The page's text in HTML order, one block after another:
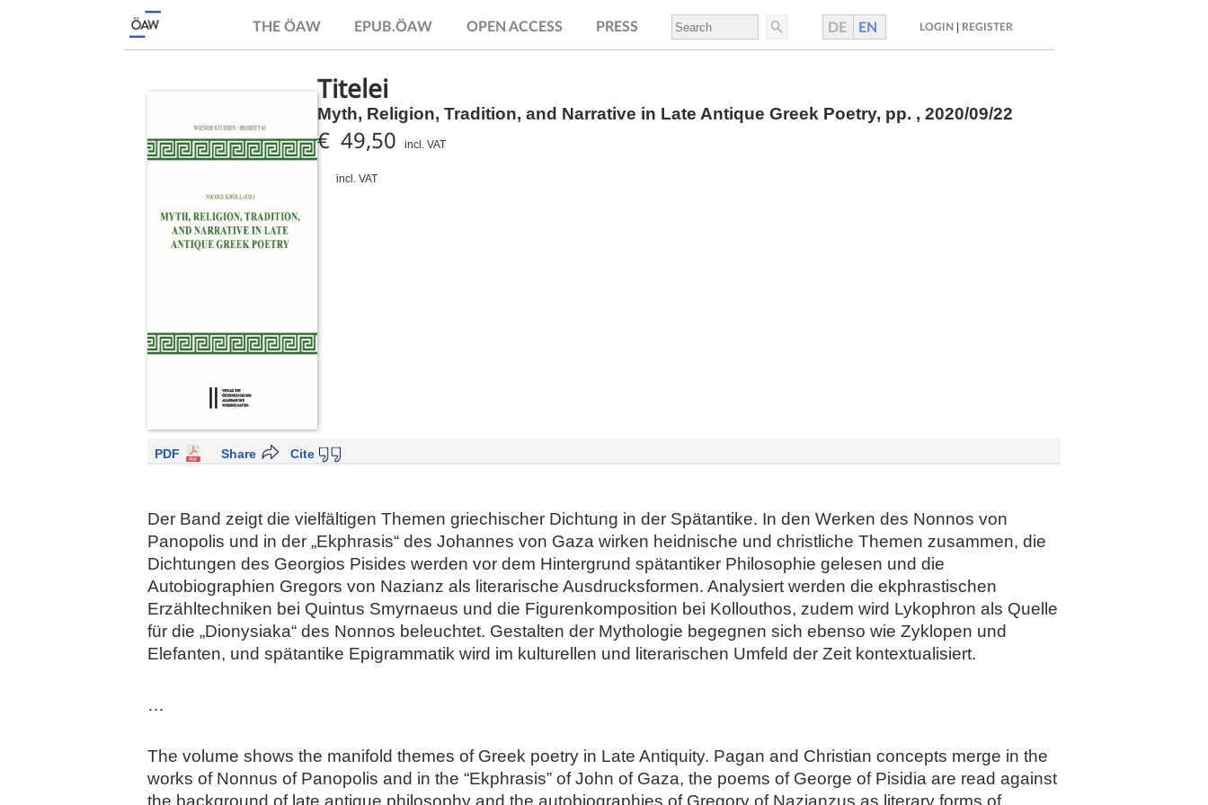
THE ÖAW EPUB.ÖAW OPEN ACCESS PRESS DE EN LOGIN REGISTER
Titelei
Myth, Religion, Tradition, and Narrative in Late Antique Greek Poetry, pp. , 2020/09/22
€ 49,50 incl. VAT
incl. VAT
PDF Cite
Share
Der Band zeigt die vielfältigen Themen griechischer Dichtung in der Spätantike. In den Werken des Nonnos von
Panopolis und in der „Ekphrasis“ des Johannes von Gaza wirken heidnische und christliche Themen zusammen, die
Dichtungen des Georgios Pisides werden vor dem Hintergrund spätantiker Philosophie gelesen und die
Autobiographien Gregors von Nazianz als literarische Ausdrucksformen. Analysiert werden die ekphrastischen
Erzähltechniken bei Quintus Smyrnaeus und die Figurenkomposition bei Kollouthos, zudem wird Lykophron als Quelle
für die „Dionysiaka“ des Nonnos beleuchtet. Gestalten der Mythologie begegnen sich ebenso wie Zyklopen und
Elefanten, und spätantike Epigrammatik wird im kulturellen und literarischen Umfeld der Zeit kontextualisiert.
…
The volume shows the manifold themes of Greek poetry in Late Antiquity. Pagan and Christian concepts merge in the
works of Nonnus of Panopolis and in the “Ekphrasis” of John of Gaza, the poems of George of Pisidia are read against
the background of late antique philosophy and the autobiographies of Gregory of Nazianzus as literary forms of